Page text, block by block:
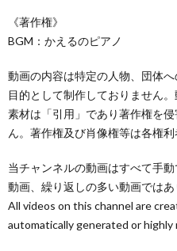
《著作権》
BGM：かえるのピアノ
動画の内容は特定の人物、団体
目的として制作しておりません
素材は「引用」であり著作権を
ん。著作権及び肖像権等は各権利
当チャンネルの動画はすべて手
動画、繰り返しの多い動画ではあ
All videos on this channel are
automatically generated or